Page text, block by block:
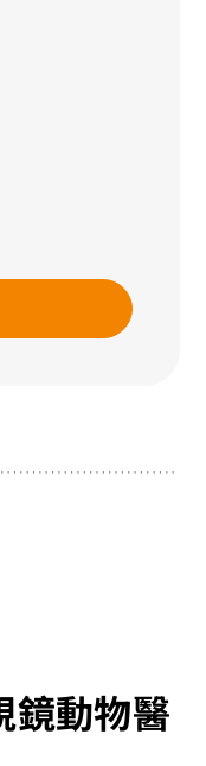
鏡動物醫